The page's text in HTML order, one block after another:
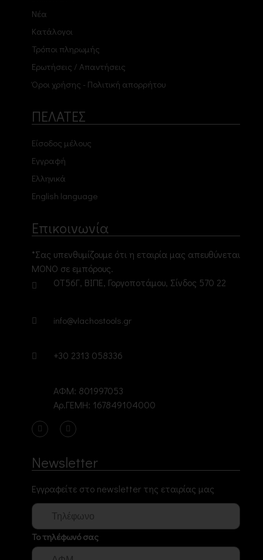
Νέα
Κατάλογοι
Τρόποι πληρωμής
Ερωτήσεις / Απαντήσεις
Όροι χρήσης - Πολιτική απορρήτου
ΠΕΛΑΤΕΣ
Είσοδος μέλους
Εγγραφή
Ελληνικά
English language
Επικοινωνία
*Σας υπενθυμίζουμε ότι η εταιρία μας απευθύνεται
ΜΟΝΟ σε εμπόρους.
ΟΤ56Γ, ΒΙΠΕ, Γοργοποτάμου, Σίνδος 570 22
info@vlachostools.gr
+30 2313 058336
ΑΦΜ: 801997053
Αρ.ΓΕΜΗ: 167849104000
Newsletter
Εγγραφείτε στο newsletter της εταιρίας μας
Το τηλέφωνό σας